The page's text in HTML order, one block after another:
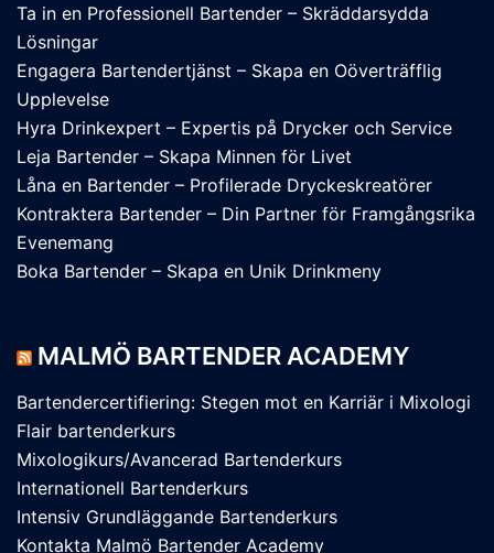
Ta in en Professionell Bartender – Skräddarsydda
Lösningar
Engagera Bartendertjänst – Skapa en Oöverträfflig
Upplevelse
Hyra Drinkexpert – Expertis på Drycker och Service
Leja Bartender – Skapa Minnen för Livet
Låna en Bartender – Profilerade Dryckeskreatörer
Kontraktera Bartender – Din Partner för Framgångsrika
Evenemang
Boka Bartender – Skapa en Unik Drinkmeny
MALMÖ BARTENDER ACADEMY
Bartendercertifiering: Stegen mot en Karriär i Mixologi
Flair bartenderkurs
Mixologikurs/Avancerad Bartenderkurs
Internationell Bartenderkurs
Intensiv Grundläggande Bartenderkurs
Kontakta Malmö Bartender Academy